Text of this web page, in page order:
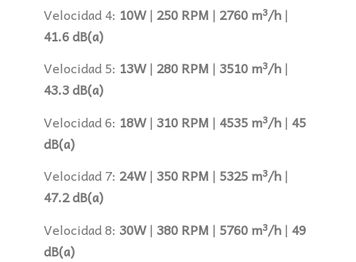
Velocidad 4: 10W| 250 RPM | 2760 m³/h|
41.6 dB(a)
Velocidad 5: 13W| 280 RPM | 3510 m³/h|
43.3 dB(a)
Velocidad 6: 18W| 310 RPM | 4535 m³/h| 45
dB(a)
Velocidad 7: 24W| 350 RPM | 5325 m³/h|
47.2 dB(a)
Velocidad 8: 30W| 380 RPM | 5760 m³/h| 49
dB(a)